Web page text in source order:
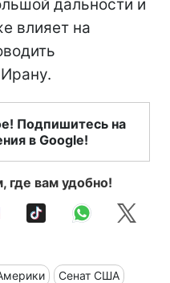
дальности и
влияет на
Подпишитесь на
в Google!
где вам удобно!
Сенат США